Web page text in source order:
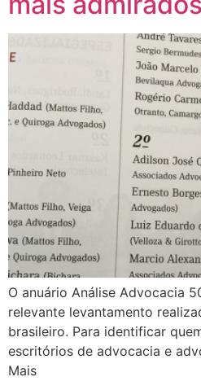
O anuário Análise Advocacia
relevante levantamento
brasileiro. Para identificar
escritórios de advocacia e
Mais